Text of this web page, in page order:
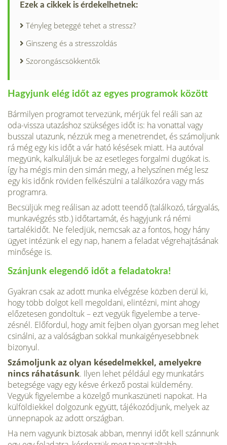
Ezek a cikkek is érdekelhetnek:
Tényleg beteggé tehet a stressz?
Ginszeng és a stresszoldás
Szorongáscsökkentők
Hagyjunk elég időt az egyes programok között
Bármilyen programot tervezünk, mérjük fel reáli san az
oda-vissza utazáshoz szükséges időt is: ha vonattal vagy
busszal utazunk, nézzük meg a menetrendet, és számoljunk
rá még egy kis időt a vár ható késések miatt. Ha autóval
megyünk, kalkuláljuk be az esetleges forgalmi dugókat is.
így ha mégis min den simán megy, a helyszínen még lesz
egy kis időnk röviden felkészülni a találkozóra vagy más
programra.
Becsüljük meg reálisan az adott teendő (találkozó, tárgyalás,
munka­végzés stb.) időtartamát, és hagyjunk rá némi
tartalékidőt. Ne feledjük, nemcsak az a fontos, hogy hány
ügyet intézünk el egy nap, hanem a fel­adat végrehajtásának
minősége is.
Szánjunk elegendő időt a feladatokra!
Gyakran csak az adott munka elvégzése közben derül ki,
hogy több dolgot kell megoldani, elin­tézni, mint ahogy
előzetesen gondoltuk – ezt vegyük figyelembe a terve­
zésnél. Előfordul, hogy amit fejben olyan gyorsan meg lehet
csinálni, az a valóságban sokkal munkaigényesebbnek
bizonyul.
Számoljunk az olyan késedelmekkel, amelyekre
nincs ráhatásunk. Ilyen lehet például egy munkatárs
betegsége vagy egy késve érkező pos­tai küldemény.
Vegyük figyelembe a közelgő munkaszüneti napokat. Ha
külföldiekkel dolgozunk együtt, tájékozódjunk, melyek az
ünnepnapok az adott országban.
Ha nem vagyunk biztosak abban, mennyi időt kell szánnunk